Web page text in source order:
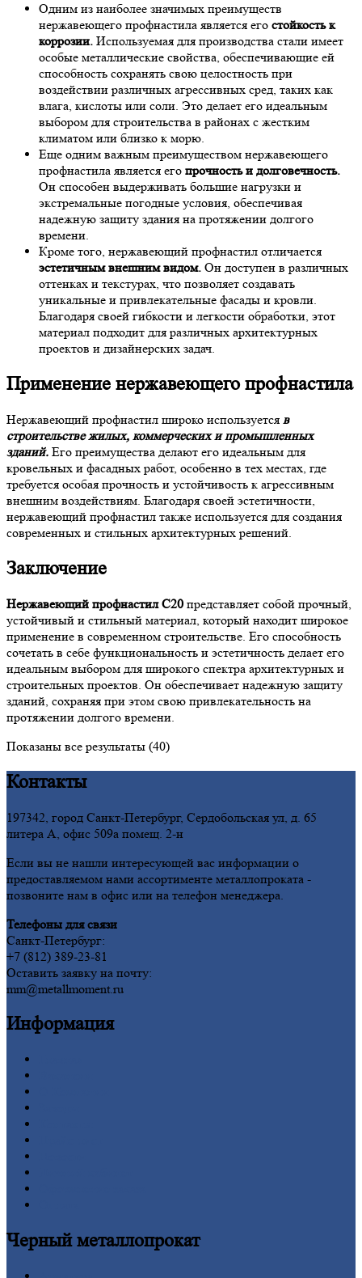
Одним из наиболее значимых преимуществ
нержавеющего профнастила является его стойкость к
коррозии. Используемая для производства стали имеет
особые металлические свойства, обеспечивающие ей
способность сохранять свою целостность при
воздействии различных агрессивных сред, таких как
влага, кислоты или соли. Это делает его идеальным
выбором для строительства в районах с жестким
климатом или близко к морю.
Еще одним важным преимуществом нержавеющего
профнастила является его прочность и долговечность.
Он способен выдерживать большие нагрузки и
экстремальные погодные условия, обеспечивая
надежную защиту здания на протяжении долгого
времени.
Кроме того, нержавеющий профнастил отличается
эстетичным внешним видом. Он доступен в различных
оттенках и текстурах, что позволяет создавать
уникальные и привлекательные фасады и кровли.
Благодаря своей гибкости и легкости обработки, этот
материал подходит для различных архитектурных
проектов и дизайнерских задач.
Применение нержавеющего профнастила
Нержавеющий профнастил широко используется в
строительстве жилых, коммерческих и промышленных
зданий. Его преимущества делают его идеальным для
кровельных и фасадных работ, особенно в тех местах, где
требуется особая прочность и устойчивость к агрессивным
внешним воздействиям. Благодаря своей эстетичности,
нержавеющий профнастил также используется для создания
современных и стильных архитектурных решений.
Заключение
Нержавеющий профнастил С20 представляет собой прочный,
устойчивый и стильный материал, который находит широкое
применение в современном строительстве. Его способность
сочетать в себе функциональность и эстетичность делает его
идеальным выбором для широкого спектра архитектурных и
строительных проектов. Он обеспечивает надежную защиту
зданий, сохраняя при этом свою привлекательность на
протяжении долгого времени.
Показаны все результаты (40)
Контакты
197342, город Санкт-Петербург, Сердобольская ул, д. 65
литера А, офис 509а помещ. 2-н
Если вы не нашли интересующей вас информации о
предоставляемом нами ассортименте металлопроката -
позвоните нам в офис или на телефон менеджера.
Телефоны для связи
Санкт-Петербург:
+7 (812) 389-23-81
Оставить заявку на почту:
mm@metallmoment.ru
Информация
Черныйметаллопрокат